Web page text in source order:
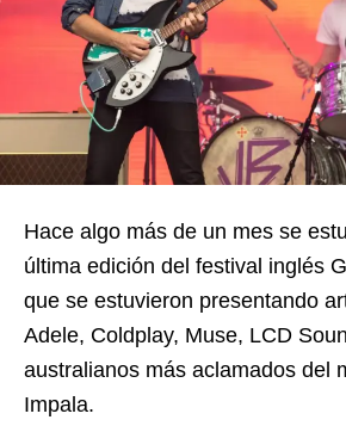
Hace algo más de un mes se
última edición del festival inglés
que se estuvieron presentando
Adele, Coldplay, Muse, LCD
australianos más aclamados del
Impala.